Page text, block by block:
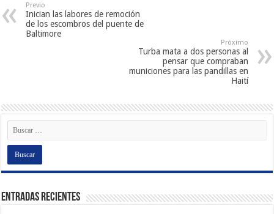
Previo
Inician las labores de remoción
de los escombros del puente de
Baltimore
Próximo
Turba mata a dos personas al
pensar que compraban
municiones para las pandillas en
Haití
Entradas recientes